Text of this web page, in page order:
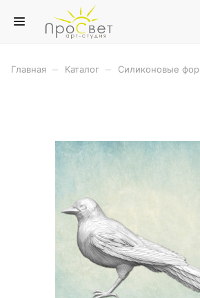
Главная Каталог Силиконовые